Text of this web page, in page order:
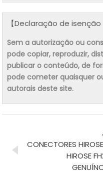
【Declaração de
Sem a autorização ou
pode copiar, reproduzir,
publicar o conteúdo, de
pode cometer quaisquer
autorais deste site.
CONECTORES
HIROSE